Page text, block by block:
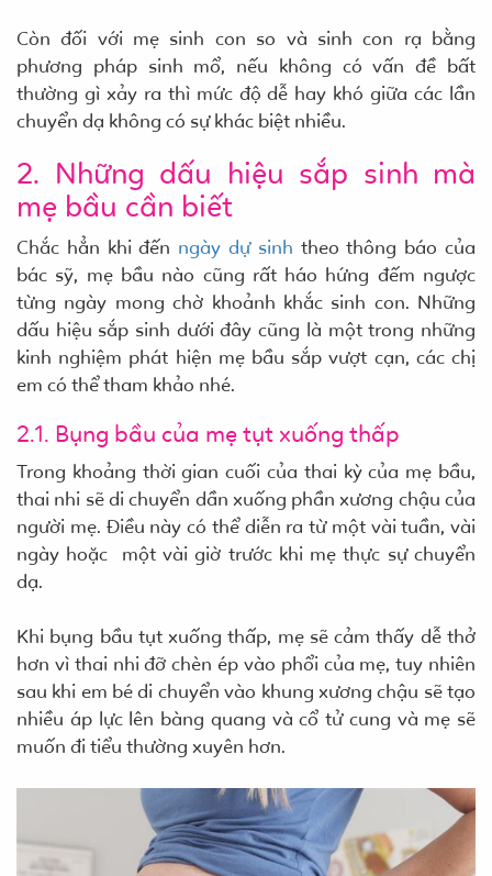
Còn đối với mẹ sinh con so và sinh con rạ bằng
phương pháp sinh mổ, nếu không có vấn đề bất
thường gì xảy ra thì mức độ dễ hay khó giữa các lần
chuyển dạ không có sự khác biệt nhiều.
2. Những dấu hiệu sắp sinh mà
mẹ bầu cần biết
Chắc hẳn khi đến ngày dự sinh theo thông báo của
bác sỹ, mẹ bầu nào cũng rất háo hứng đếm ngược
từng ngày mong chờ khoảnh khắc sinh con. Những
dấu hiệu sắp sinh dưới đây cũng là một trong những
kinh nghiệm phát hiện mẹ bầu sắp vượt cạn, các chị
em có thể tham khảo nhé.
2.1. Bụng bầu của mẹ tụt xuống thấp
Trong khoảng thời gian cuối của thai kỳ của mẹ bầu,
thai nhi sẽ di chuyển dần xuống phần xương chậu của
người mẹ. Điều này có thể diễn ra từ một vài tuần, vài
ngày hoặc một vài giờ trước khi mẹ thực sự chuyển
dạ.
Khi bụng bầu tụt xuống thấp, mẹ sẽ cảm thấy dễ thở
hơn vì thai nhi đỡ chèn ép vào phổi của mẹ, tuy nhiên
sau khi em bé di chuyển vào khung xương chậu sẽ tạo
nhiều áp lực lên bàng quang và cổ tử cung và mẹ sẽ
muốn đi tiểu thường xuyên hơn.